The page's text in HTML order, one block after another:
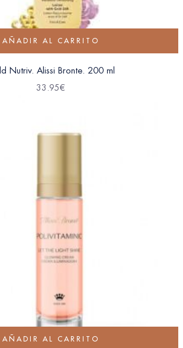
AÑADIR AL CARRITO
Nutriv. Alissi Bronte. 200 ml
33.95€
AÑADIR AL CARRITO